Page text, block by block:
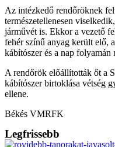
Az intézkedő rendőröknek
természetellenesen
járművét is. Ekkor a vezető
fehér színű anyag került elő,
kábítószer és a nap
A rendőrök előállították őt a
kábítószer birtoklása vétség
ellene.
Békés VMRFK
Legfrissebb